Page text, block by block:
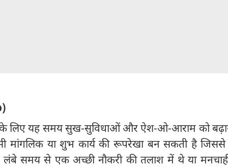
के लिए यह समय सुख-सुविधाओं और ऐश-ओ-आराम को
मांगलिक या शुभ कार्य की रूपरेखा बन सकती है जिससे
लंबे समय से एक अच्छी नौकरी की तलाश में थे या